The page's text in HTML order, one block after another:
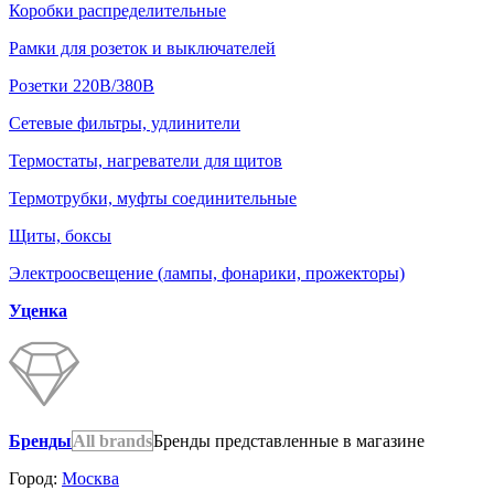
Коробки распределительные
Рамки для розеток и выключателей
Розетки 220В/380В
Сетевые фильтры, удлинители
Термостаты, нагреватели для щитов
Термотрубки, муфты соединительные
Щиты, боксы
Электроосвещение (лампы, фонарики, прожекторы)
Уценка
БрендыAll brandsБренды представленные в магазине
Город: Москва